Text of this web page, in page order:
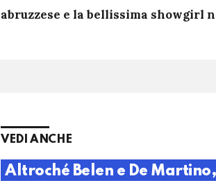
abruzzese e la bellissima showgirl
VEDI ANCHE
Altroché Belen e De